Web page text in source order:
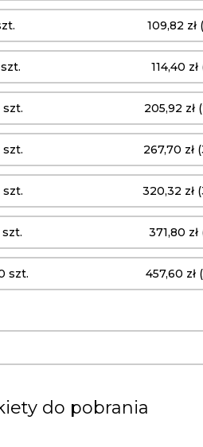
109,82 zł
114,40 zł
205,92 zł
267,70 zł
320,32 zł
371,80 zł
szt. 457,60 zł
do pobrania